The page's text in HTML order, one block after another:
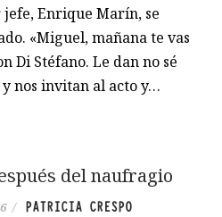
Enrique Marín, se
«Miguel, mañana te vas
Di Stéfano. Le dan no sé
nos invitan al acto y…
del naufragio
/ PATRICIA CRESPO